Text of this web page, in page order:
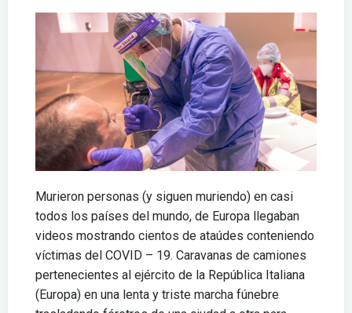
Murieron personas (y siguen muriendo) en casi
todos los países del mundo, de Europa llegaban
videos mostrando cientos de ataúdes conteniendo
víctimas del COVID – 19. Caravanas de camiones
pertenecientes al ejército de la República Italiana
(Europa) en una lenta y triste marcha fúnebre